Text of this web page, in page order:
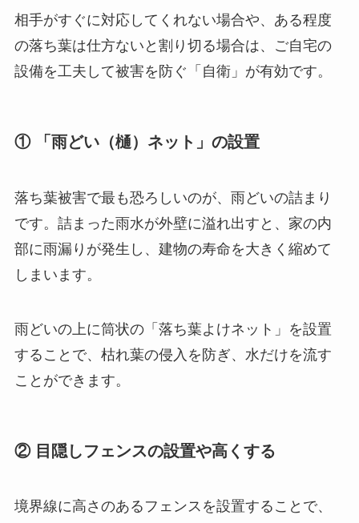
相手がすぐに対応してくれない場合や、ある程度
の落ち葉は仕方ないと割り切る場合は、ご自宅の
設備を工夫して被害を防ぐ「自衛」が有効です。
① 「雨どい（樋）ネット」の設置
落ち葉被害で最も恐ろしいのが、雨どいの詰まり
です。詰まった雨水が外壁に溢れ出すと、家の内
部に雨漏りが発生し、建物の寿命を大きく縮めて
しまいます。
雨どいの上に筒状の「落ち葉よけネット」を設置
することで、枯れ葉の侵入を防ぎ、水だけを流す
ことができます。
② 目隠しフェンスの設置や高くする
境界線に高さのあるフェンスを設置することで、